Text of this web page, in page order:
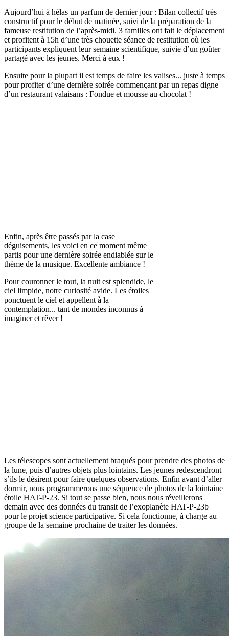
Aujourd’hui à hélas un parfum de dernier jour : Bilan collectif très
constructif pour le début de matinée, suivi de la préparation de la
fameuse restitution de l’après-midi. 3 familles ont fait le déplacement
et profitent à 15h d’une très chouette séance de restitution où les
participants expliquent leur semaine scientifique, suivie d’un goûter
partagé avec les jeunes. Merci à eux !
Ensuite pour la plupart il est temps de faire les valises... juste à temps
pour profiter d’une dernière soirée commençant par un repas digne
d’un restaurant valaisans : Fondue et mousse au chocolat !
Enfin, après être passés par la case
déguisements, les voici en ce moment même
partis pour une dernière soirée endiablée sur le
thème de la musique. Excellente ambiance !
Pour couronner le tout, la nuit est splendide, le
ciel limpide, notre curiosité avide. Les étoiles
ponctuent le ciel et appellent à la
contemplation... tant de mondes inconnus à
imaginer et rêver !
Les télescopes sont actuellement braqués pour prendre des photos de
la lune, puis d’autres objets plus lointains. Les jeunes redescendront
s’ils le désirent pour faire quelques observations. Enfin avant d’aller
dormir, nous programmerons une séquence de photos de la lointaine
étoile HAT-P-23. Si tout se passe bien, nous nous réveillerons
demain avec des données du transit de l’exoplanète HAT-P-23b
pour le projet science participative. Si cela fonctionne, à charge au
groupe de la semaine prochaine de traiter les données.